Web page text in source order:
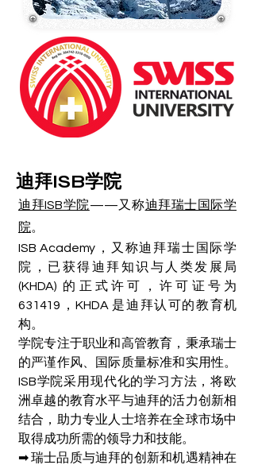
迪拜ISB学院
迪拜ISB学院——又称迪拜瑞士国际学
院。
ISB Academy，又称迪拜瑞士国际学
院，已获得迪拜知识与人类发展局
(KHDA) 的正式许可，许可证号为
631419，KHDA 是迪拜认可的教育机
构。
学院专注于职业和高管教育，秉承瑞士
的严谨作风、国际质量标准和实用性。
ISB学院采用现代化的学习方法，将欧
洲卓越的教育水平与迪拜的活力创新相
结合，助力专业人士培养在全球市场中
取得成功所需的领导力和技能。
➡ 瑞士品质与迪拜的创新和机遇精神在